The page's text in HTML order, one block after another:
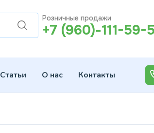
Розничные продажи
+7 (960)-111-59-
Статьи О нас Контакты